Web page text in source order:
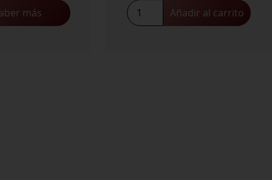
más
Trockenbeerenauslese
2000
Añadir al carrito